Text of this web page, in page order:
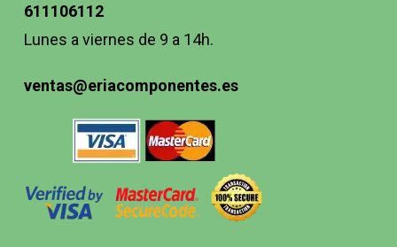
611106112
Lunes a viernes de 9 a 14h.
ventas@eriacomponentes.es